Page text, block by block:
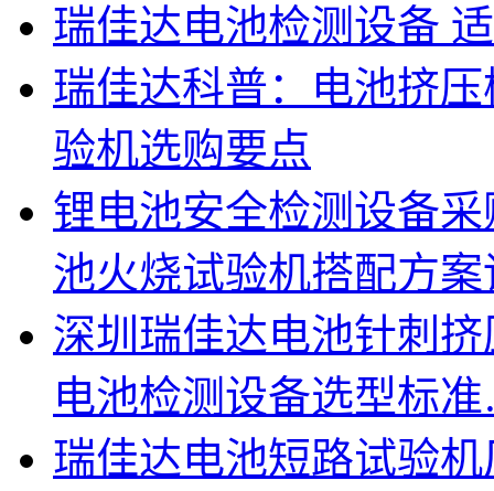
瑞佳达电池检测设备
瑞佳达科普：电池挤
验机选购要点
锂电池安全检测设备
池火烧试验机搭配方
深圳瑞佳达电池针刺
电池检测设备选型标
瑞佳达电池短路试验